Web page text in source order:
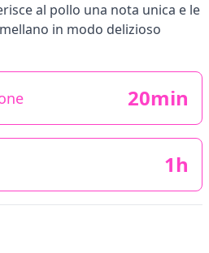
al pollo una nota unica e le
in modo delizioso
20min
1h